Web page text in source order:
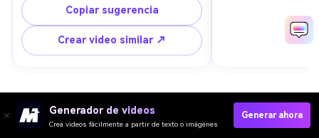
ambiente elegante de piloto de
Copiar sugerencia
Crear video similar ↗
Generador de videos
Crea videos fácilmente a partir de texto o imágenes
Generar ahora